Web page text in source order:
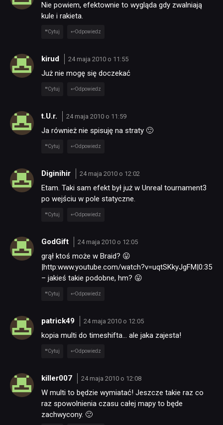
Nie powiem, efektownie to wygląda gdy zwalniają
kule i rakieta.
Cytuj Odpowiedz
kirud 24 maja 2010 o 11:55
Już nie mogę się doczekać
Cytuj Odpowiedz
t.U.r. 24 maja 2010 o 11:59
Ja również nie spisuję na straty 🙂
Cytuj Odpowiedz
Diginihir 24 maja 2010 o 12:02
Etam. Taki sam efekt był już w Unreal tournament3
po wejściu w pole statyczne.
Cytuj Odpowiedz
GodGift 24 maja 2010 o 12:05
grął ktoś może w Braid? 😛
|http:www.youtube.com/watch?v=uqtSKkyJgFM|0:35
– jakieś takie podobne, hm? 😛
Cytuj Odpowiedz
patrick49 24 maja 2010 o 12:05
kopia multi do timeshifta… ale jaka zajesta!
Cytuj Odpowiedz
killer007 24 maja 2010 o 12:08
W multi to będzie wymiatać! Jeszcze takie raz co
raz spowolnienia czasu całej mapy to będe
zachwycony. 🙂